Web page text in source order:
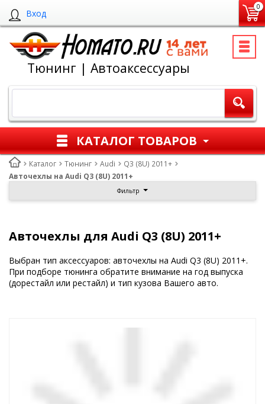
Вход
0
Тюнинг | Автоаксессуары
КАТАЛОГ ТОВАРОВ
Каталог Тюнинг Audi
Q3 (8U) 2011+
Авточехлы на Audi Q3 (8U) 2011+
Фильтр
Авточехлы для Audi Q3 (8U) 2011+
Выбран тип аксессуаров: авточехлы на Audi Q3 (8U) 2011+.
При подборе тюнинга обратите внимание на год выпуска
(дорестайл или рестайл) и тип кузова Вашего авто.